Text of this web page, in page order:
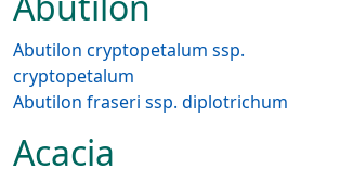
Abutilon cryptopetalum ssp.
cryptopetalum
Abutilon fraseri ssp. diplotrichum
Acacia